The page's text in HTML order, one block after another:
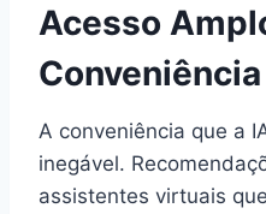
Acesso
Conveniência
A conveniência que a
inegável.
assistentes virtuais